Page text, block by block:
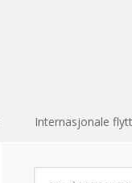
Internasjonale